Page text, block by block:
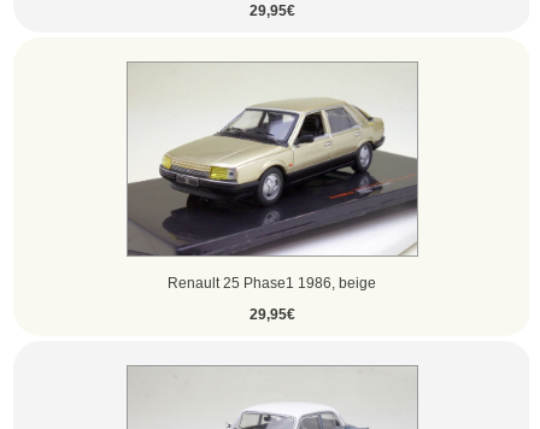
29,95€
Renault 25 Phase1 1986, beige
29,95€